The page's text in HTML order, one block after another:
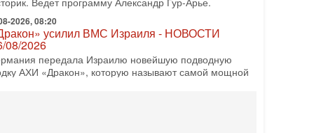
2026, 08:20
усилил ВМС Израиля - НОВОСТИ
08/2026
передала Израилю новейшую подводную
АХИ «Дракон», которую называют самой мощной